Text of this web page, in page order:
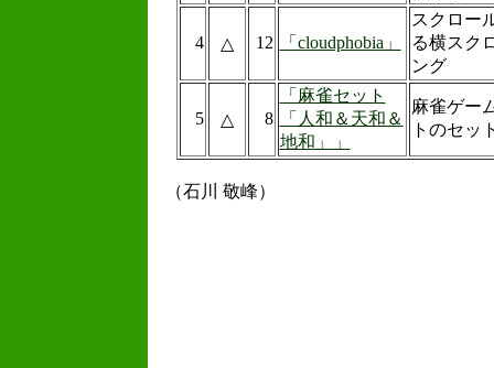
4 △ 12 「cloudphobia」
スクロー
る横スク
ング
5 △ 8
「麻雀セット
「人和＆天和＆
地和」」
麻雀ゲー
トのセッ
（石川 敬峰）